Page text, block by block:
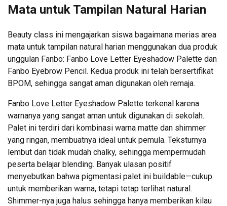
Mata untuk Tampilan Natural Harian
Beauty class ini mengajarkan siswa bagaimana merias area
mata untuk tampilan natural harian menggunakan dua produk
unggulan Fanbo: Fanbo Love Letter Eyeshadow Palette dan
Fanbo Eyebrow Pencil. Kedua produk ini telah bersertifikat
BPOM, sehingga sangat aman digunakan oleh remaja.
Fanbo Love Letter Eyeshadow Palette terkenal karena
warnanya yang sangat aman untuk digunakan di sekolah.
Palet ini terdiri dari kombinasi warna matte dan shimmer
yang ringan, membuatnya ideal untuk pemula. Teksturnya
lembut dan tidak mudah chalky, sehingga mempermudah
peserta belajar blending. Banyak ulasan positif
menyebutkan bahwa pigmentasi palet ini buildable—cukup
untuk memberikan warna, tetapi tetap terlihat natural.
Shimmer-nya juga halus sehingga hanya memberikan kilau